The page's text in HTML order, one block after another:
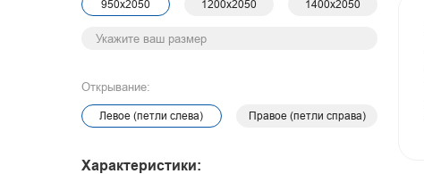
950х2050 1200х2050 1400х2050
Открывание:
Левое (петли слева) Правое (петли справа)
Характеристики: